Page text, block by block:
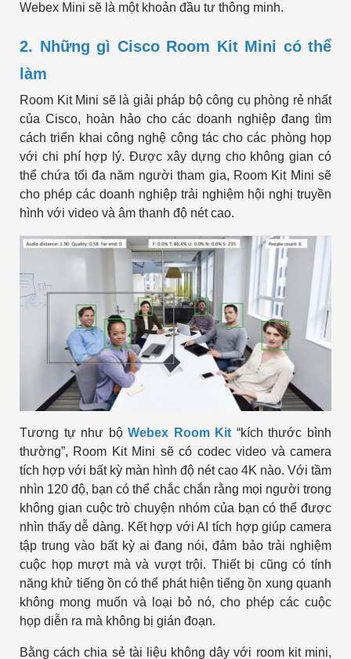
Webex Mini sẽ là một khoản đầu tư thông minh.
2. Những gì Cisco Room Kit Mini có thể
làm
Room Kit Mini sẽ là giải pháp bộ công cụ phòng rẻ nhất
của Cisco, hoàn hảo cho các doanh nghiệp đang tìm
cách triển khai công nghệ cộng tác cho các phòng họp
với chi phí hợp lý. Được xây dựng cho không gian có
thể chứa tối đa năm người tham gia, Room Kit Mini sẽ
cho phép các doanh nghiệp trải nghiệm hội nghị truyền
hình với video và âm thanh độ nét cao.
Tương tự như bộWebex Room Kit “kích thước bình
thường”, Room Kit Mini sẽ có codec video và camera
tích hợp với bất kỳ màn hình độ nét cao 4K nào. Với tầm
nhìn 120 độ, bạn có thể chắc chắn rằng mọi người trong
không gian cuộc trò chuyện nhóm của bạn có thể được
nhìn thấy dễ dàng. Kết hợp với AI tích hợp giúp camera
tập trung vào bất kỳ ai đang nói, đảm bảo trải nghiệm
cuộc họp mượt mà và vượt trội. Thiết bị cũng có tính
năng khử tiếng ồn có thể phát hiện tiếng ồn xung quanh
không mong muốn và loại bỏ nó, cho phép các cuộc
họp diễn ra mà không bị gián đoạn.
Bằng cách chia sẻ tài liệu không dây với room kit mini,